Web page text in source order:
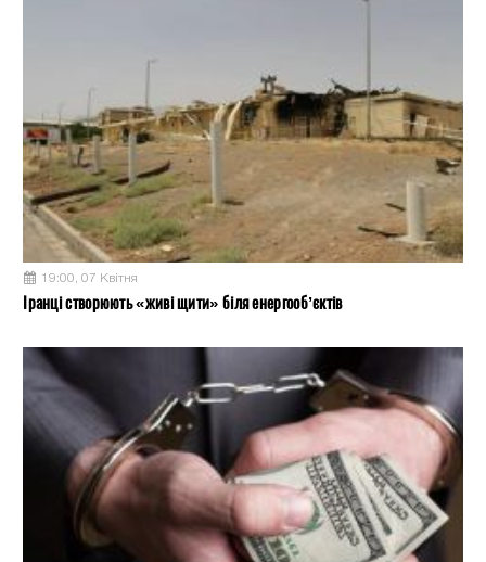
19:00, 07 Квітня
Іранці створюють «живі щити» біля енергооб’єктів